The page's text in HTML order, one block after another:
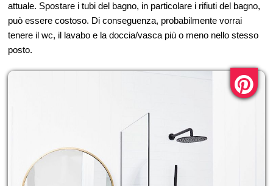
attuale. Spostare i tubi del bagno, in particolare i rifiuti del bagno,
può essere costoso. Di conseguenza, probabilmente vorrai
tenere il wc, il lavabo e la doccia/vasca più o meno nello stesso
posto.